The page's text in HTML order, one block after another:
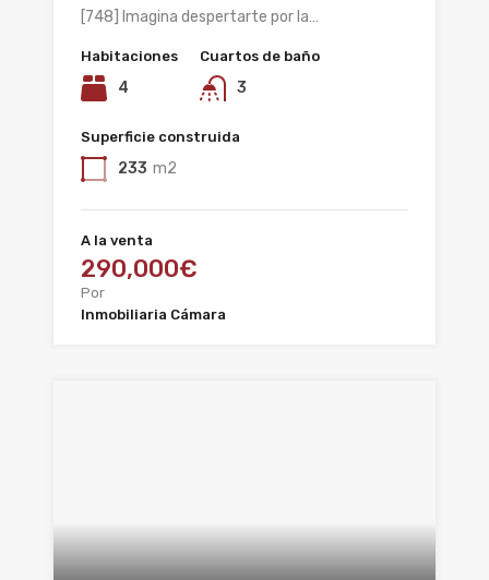
[748] Imagina despertarte por la…
Habitaciones
4
Cuartos de baño
3
Superficie construida
233 m2
A la venta
290,000€
Por
Inmobiliaria Cámara